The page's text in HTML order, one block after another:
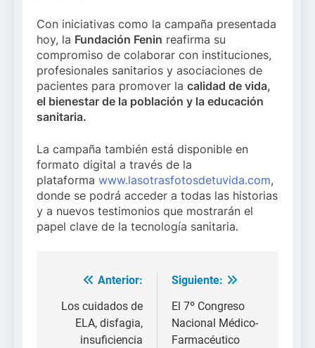
Con iniciativas como la campaña presentada
hoy, la Fundación Fenin reafirma su
compromiso de colaborar con instituciones,
profesionales sanitarios y asociaciones de
pacientes para promover la calidad de vida,
el bienestar de la población y la educación
sanitaria.
La campaña también está disponible en
formato digital a través de la
plataforma www.lasotrasfotosdetuvida.com,
donde se podrá acceder a todas las historias
y a nuevos testimonios que mostrarán el
papel clave de la tecnología sanitaria.
Navegación
de
entradas
Anterior:
Los cuidados de
ELA, disfagia,
insuficiencia
Siguiente:
El 7º Congreso
Nacional Médico-
Farmacéutico